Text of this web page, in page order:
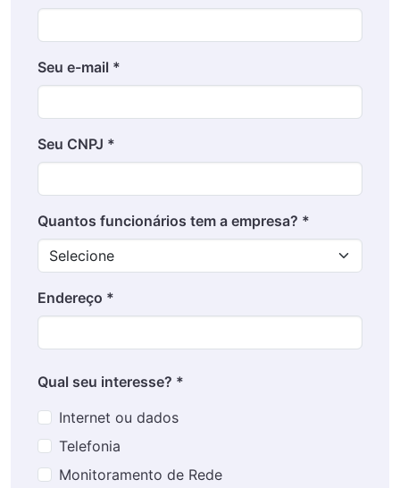
Seu e-mail *
Seu CNPJ *
Quantos funcionários tem a empresa? *
Endereço *
Qual seu interesse? *
Internet ou dados
Telefonia
Monitoramento de Rede